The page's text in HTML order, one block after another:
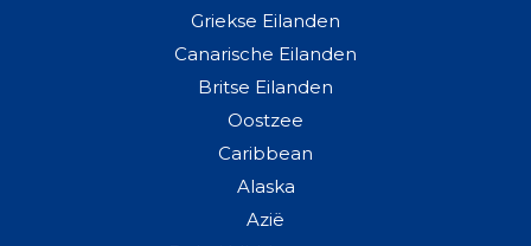
Griekse Eilanden
Canarische Eilanden
Britse Eilanden
Oostzee
Caribbean
Alaska
Azië